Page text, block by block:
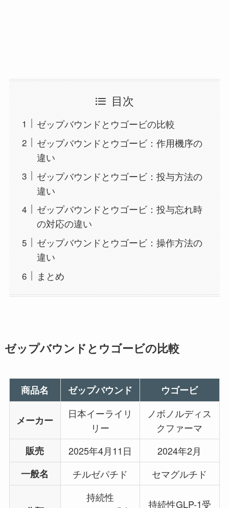
目次
ゼップバウンドとウゴービの比較
ゼップバウンドとウゴービ：作用機序の
違い
ゼップバウンドとウゴービ：投与方法の
違い
ゼップバウンドとウゴービ：投与忘れ時
の対応の違い
ゼップバウンドとウゴービ：操作方法の
違い
まとめ
ゼップバウンドとウゴービの比較
商品名 ゼップバウンド ウゴービ
メーカー
日本イーライリ
リー
ノボノルディス
クファーマ
販売
2025年4月11日
2024年2月
一般名
チルゼパチド セマグルチド
持続性
持続性GLP-1受